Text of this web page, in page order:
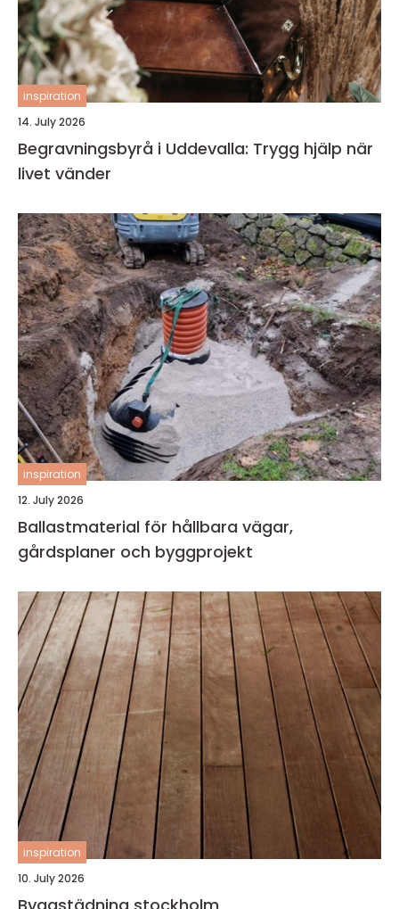
inspiration
14. July 2026
Begravningsbyrå i Uddevalla: Trygg hjälp när
livet vänder
inspiration
12. July 2026
Ballastmaterial för hållbara vägar,
gårdsplaner och byggprojekt
inspiration
10. July 2026